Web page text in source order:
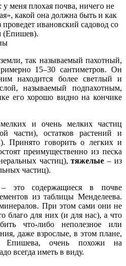
меня плохая почва, ничего не
какой она должна быть и как
ивановский садовод со
(Епишев).
так называемый пахотный,
15–30 сантиметров. Он
находится более светлый и
называемый подпахотным,
его хорошо видно на кончике
и очень мелких частиц
части), остатков растений и
Принято говорить о легких и
преимущественно из песка
частиц),тяжелые – из
частиц).
это содержащиеся в почве
из таблицы Менделеева.
При этом сами они не
благо для них (и для нас), а что
что-либо неполезное или
даже взрослые, в этом плане,
Епишева, очень похожи на
всегда иметь в виду.